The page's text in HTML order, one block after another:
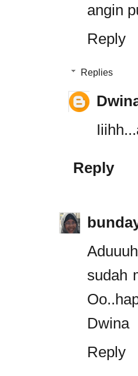
angin
Reply
Replies
Reply
sudah
Dwina
Reply